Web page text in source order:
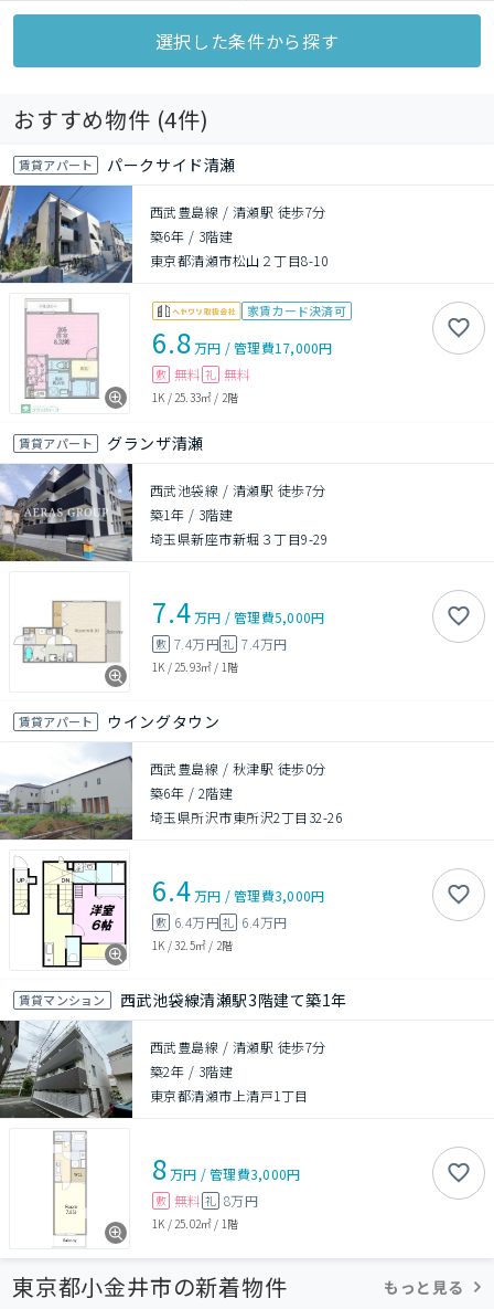
選択した条件から探す
おすすめ物件 (4件)
賃貸アパート パークサイド清瀬
西武豊島線 / 清瀬駅 徒歩7分
築6年 / 3階建
東京都清瀬市松山２丁目8-10
家賃カード決済可
6.8万円 /管理費17,000円
敷 無料 礼 無料
1K /25.33㎡ / 2階
賃貸アパート グランザ清瀬
西武池袋線 / 清瀬駅 徒歩7分
築1年 / 3階建
埼玉県新座市新堀３丁目9-29
7.4万円 /管理費5,000円
敷 7.4万円礼 7.4万円
1K / 25.93㎡ / 1階
賃貸アパート ウイングタウン
西武豊島線 / 秋津駅 徒歩0分
築6年 / 2階建
埼玉県所沢市東所沢2丁目32-26
6.4万円 /管理費3,000円
敷 6.4万円礼 6.4万円
1K /32.5㎡ / 2階
賃貸マンション 西武池袋線清瀬駅3階建て築1年
西武豊島線 / 清瀬駅 徒歩7分
築2年 / 3階建
東京都清瀬市上清戸1丁目
8万円 /管理費3,000円
敷 無料 礼 8万円
1K / 25.02㎡ / 1階
東京都小金井市の新着物件 もっと見る